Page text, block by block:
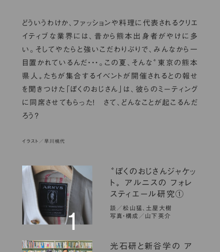
どういうわけか、ファッションや料理に代表されるクリエ
イティブな業界には、昔から熊本出身者がやけに多
い。そしてやたらと強いこだわりぶりで、みんなから一
目置かれているんだ・・・。この夏、そんな〝東京の熊本
県人〟たちが集合するイベントが開催されるとの報せ
を聞きつけた「ぼくのおじさん」は、彼らのミーティング
に同席させてもらった！ さて、どんなことが起こるんだ
ろう？
イラスト／早川桃代
1
〝ぼくのおじさんジャケッ
ト〟 アルニスの フォレ
スティエール研究①
談／松山猛、土屋大樹
写真・構成／山下英介
光石研と新谷学の ア